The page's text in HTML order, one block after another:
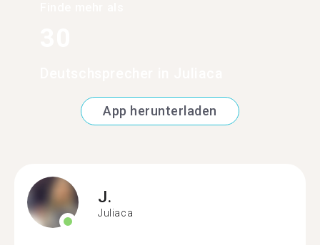
App herunterladen
J.
Juliaca